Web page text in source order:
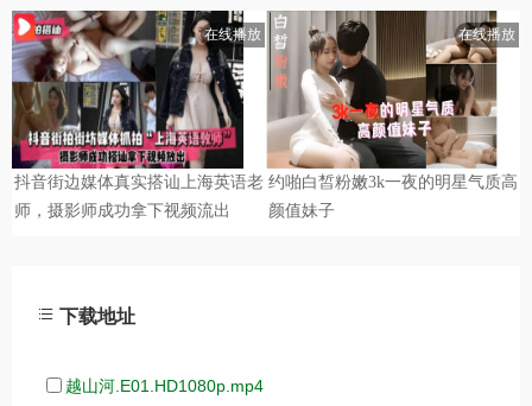
下载地址
越山河.E01.HD1080p.mp4